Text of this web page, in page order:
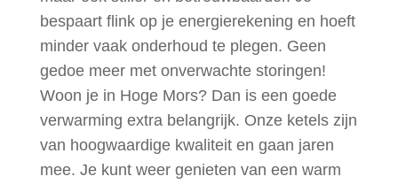
bespaart flink op je energierekening en hoeft
minder vaak onderhoud te plegen. Geen
gedoe meer met onverwachte storingen!
Woon je in Hoge Mors? Dan is een goede
verwarming extra belangrijk. Onze ketels zijn
van hoogwaardige kwaliteit en gaan jaren
mee. Je kunt weer genieten van een warm